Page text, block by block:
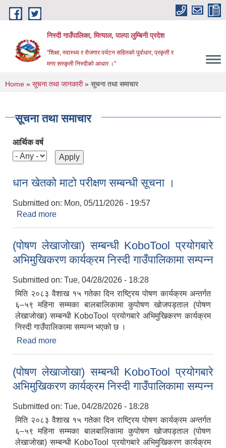
Skip to main content
निस्दी गाउँपालिका, मित्याल, पाल्पा लुम्बिनी प्रदेश
"शिक्षा, स्वास्थ्य र रोजगार पर्यटन सहितको पुर्वाधार, प्रकृती र
मगर सस्कृती निस्दीको आधार ।"
You are here
Home » सूचना तथा जानकारी» सूचना तथा समाचार
सूचना तथा समाचार
आर्थिक वर्ष
धान खेतको माटो परीक्षण सम्बन्धी सूचना ।
Submitted on: Mon, 05/11/2026 - 19:57
Read more
(पोषण लेखाजोखा) सम्बन्धी KoboTool प्रयोगबारे
अभिमुखिकरण कार्यक्रम निस्दी गाउँपालिकामा सम्पन्न
Submitted on: Tue, 04/28/2026 - 18:28
मिति २०८३ वैशाख १५ गतेका दिन राष्ट्रिय पोषण कार्यक्रम अन्तर्गत
६–५९ महिना सम्मका बालबालिकामा कुपोषण खोजपड्ताल (पोषण
लेखाजोखा) सम्बन्धी KoboTool प्रयोगबारे अभिमुखिकरण कार्यक्रम
निस्दी गाउँपालिकामा सम्पन्न भएको छ ।
Read more
(पोषण लेखाजोखा) सम्बन्धी KoboTool प्रयोगबारे
अभिमुखिकरण कार्यक्रम निस्दी गाउँपालिकामा सम्पन्न
Submitted on: Tue, 04/28/2026 - 18:28
मिति २०८३ वैशाख १५ गतेका दिन राष्ट्रिय पोषण कार्यक्रम अन्तर्गत
६–५९ महिना सम्मका बालबालिकामा कुपोषण खोजपड्ताल (पोषण
लेखाजोखा) सम्बन्धी KoboTool प्रयोगबारे अभिमुखिकरण कार्यक्रम